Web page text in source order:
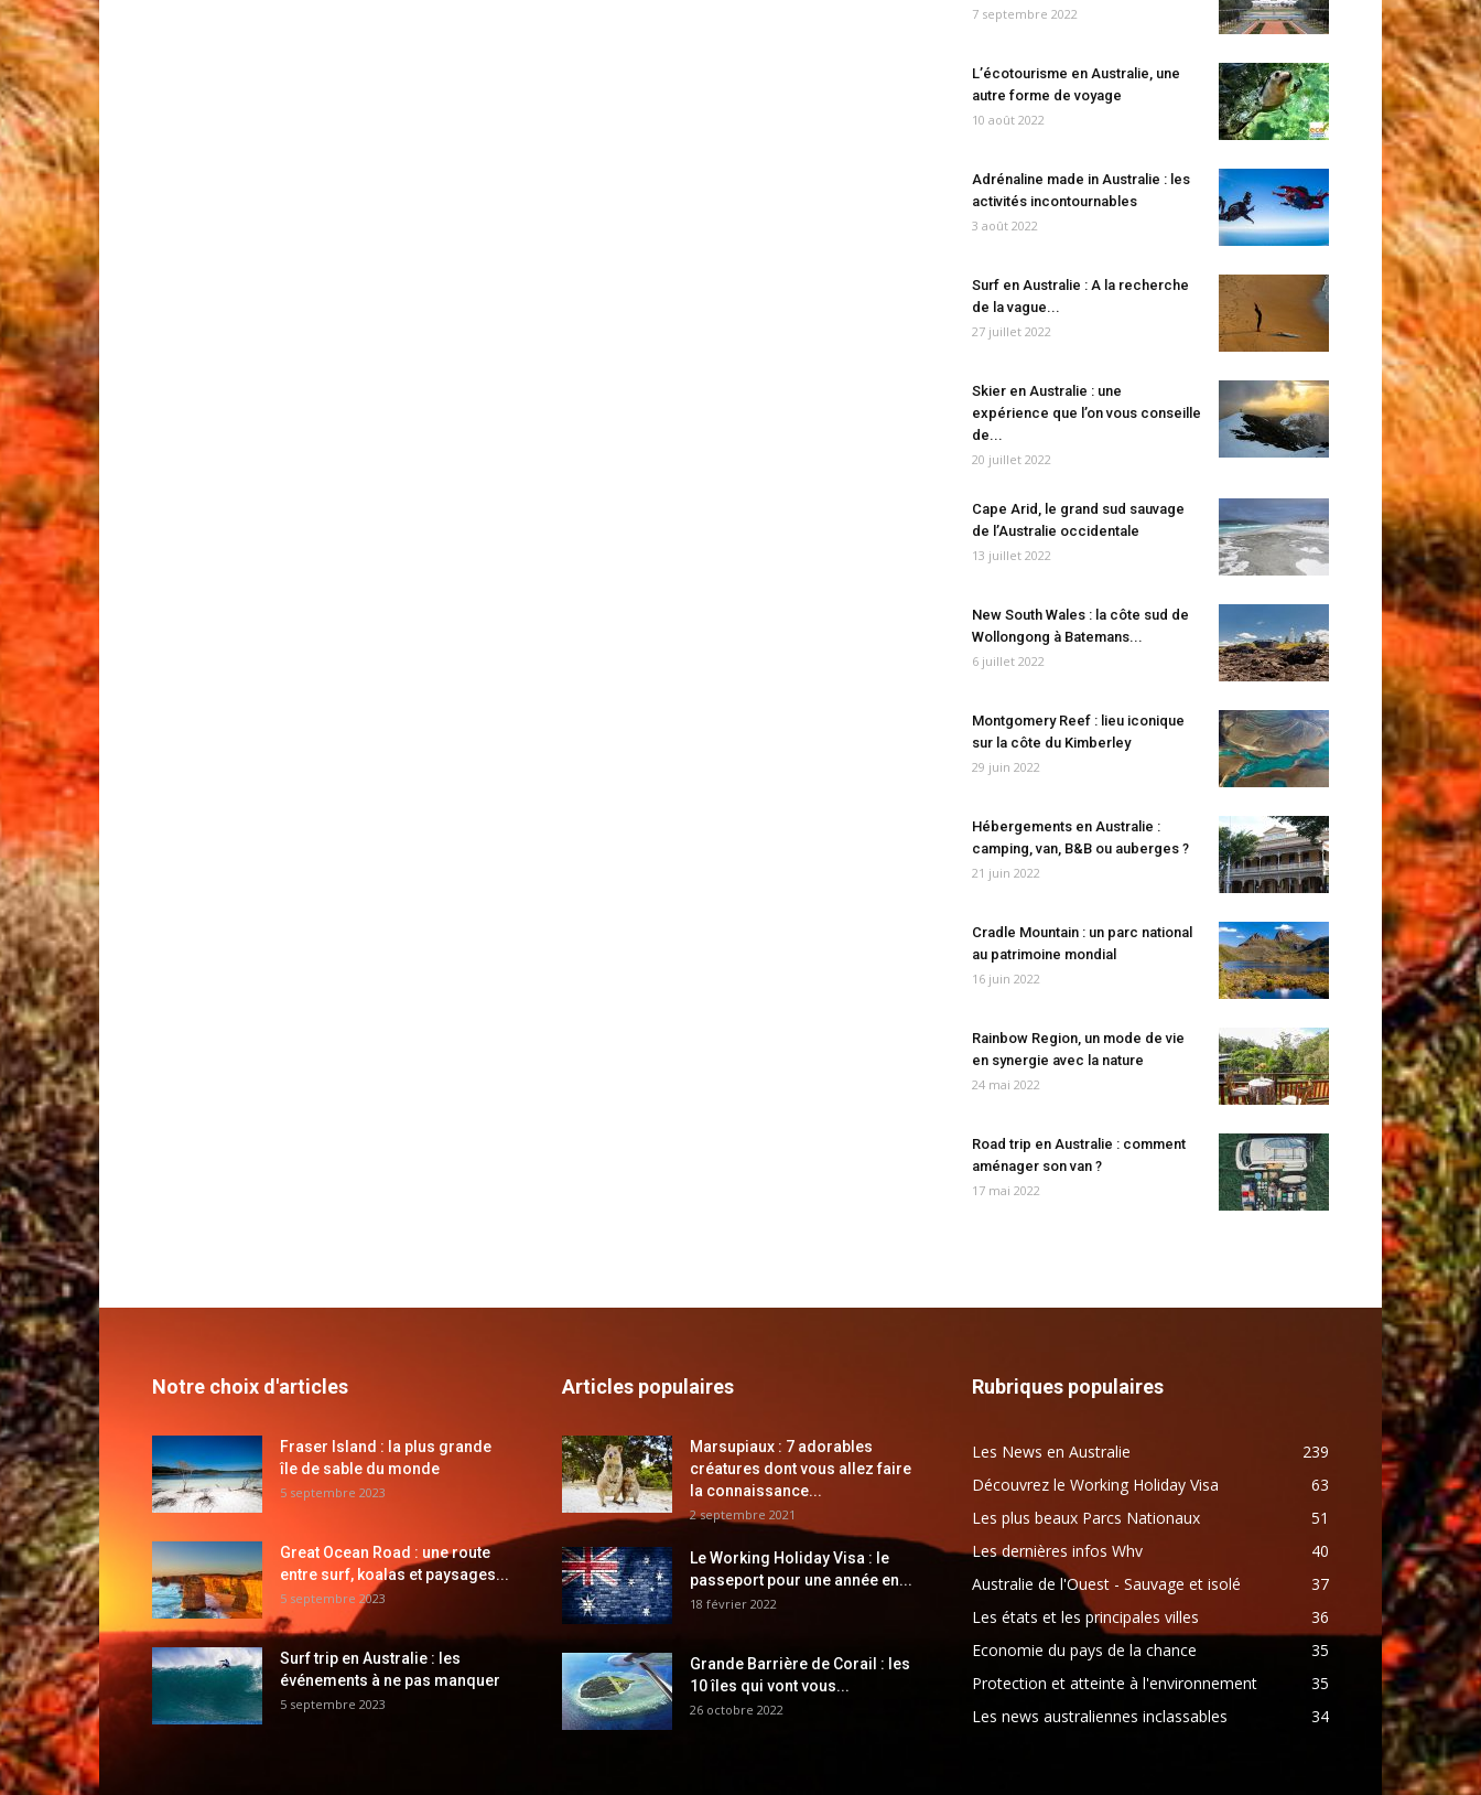
7 septembre 2022
L’écotourisme en Australie, une
autre forme de voyage
10 août 2022
Adrénaline made in Australie : les
activités incontournables
3 août 2022
Surf en Australie : A la recherche
de la vague...
27 juillet 2022
Skier en Australie : une
expérience que l’on vous conseille
de...
20 juillet 2022
Cape Arid, le grand sud sauvage
de l’Australie occidentale
13 juillet 2022
New South Wales : la côte sud de
Wollongong à Batemans...
6 juillet 2022
Montgomery Reef : lieu iconique
sur la côte du Kimberley
29 juin 2022
Hébergements en Australie :
camping, van, B&B ou auberges ?
21 juin 2022
Cradle Mountain : un parc national
au patrimoine mondial
16 juin 2022
Rainbow Region, un mode de vie
en synergie avec la nature
24 mai 2022
Road trip en Australie : comment
aménager son van ?
17 mai 2022
Notre choix d'articles
Fraser Island : la plus grande
île de sable du monde
5 septembre 2023
Great Ocean Road : une route
entre surf, koalas et paysages...
5 septembre 2023
Surf trip en Australie : les
événements à ne pas manquer
5 septembre 2023
Articles populaires
Marsupiaux : 7 adorables
créatures dont vous allez faire
la connaissance...
2 septembre 2021
Le Working Holiday Visa : le
passeport pour une année en...
18 février 2022
Grande Barrière de Corail : les
10 îles qui vont vous...
26 octobre 2022
Rubriques populaires
Les News en Australie
239
Découvrez le Working Holiday Visa
63
Les plus beaux Parcs Nationaux
51
Les dernières infos Whv
40
Australie de l'Ouest - Sauvage et isolé
37
Les états et les principales villes
36
Economie du pays de la chance
35
Protection et atteinte à l'environnement
35
Les news australiennes inclassables
34